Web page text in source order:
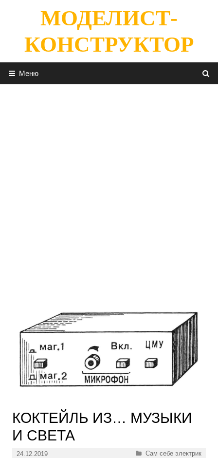
содержимомуМОДЕЛИСТ-
КОНСТРУКТОР
Меню
КОКТЕЙЛЬ ИЗ… МУЗЫКИ
И СВЕТА
24.12.2019 Рубрики
Сам себе электрик